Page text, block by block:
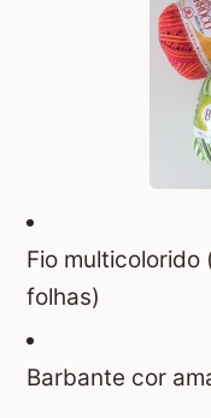
Fio
folhas)
Barbante cor